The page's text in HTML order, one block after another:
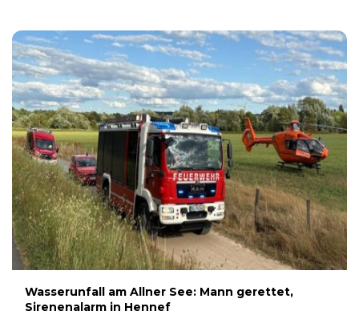
Wasserunfall am Allner See: Mann gerettet,
Sirenenalarm in Hennef